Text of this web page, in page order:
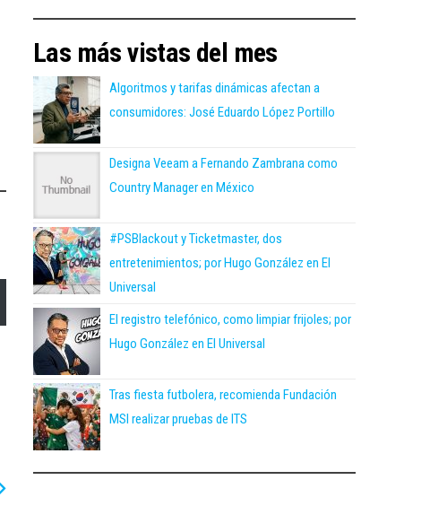
Las más vistas del mes
Algoritmos y tarifas dinámicas afectan a
consumidores: José Eduardo López Portillo
Designa Veeam a Fernando Zambrana como
Country Manager en México
#PSBlackout y Ticketmaster, dos
entretenimientos; por Hugo González en El
Universal
El registro telefónico, como limpiar frijoles; por
Hugo González en El Universal
Tras fiesta futbolera, recomienda Fundación
MSI realizar pruebas de ITS